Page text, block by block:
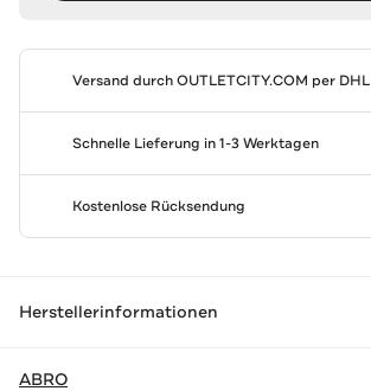
Versand durchOUTLETCITY.COM per DHL
Schnelle Lieferung in 1-3 Werktagen
Kostenlose Rücksendung
Herstellerinformationen
ABRO